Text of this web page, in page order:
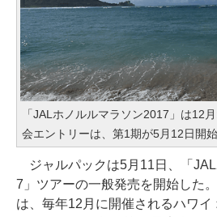
「JALホノルルマラソン2017」は12
会エントリーは、第1期が5月12日開始
ジャルパックは5月11日、「
7」ツアーの一般発売を開始した
は、毎年12月に開催されるハワイ